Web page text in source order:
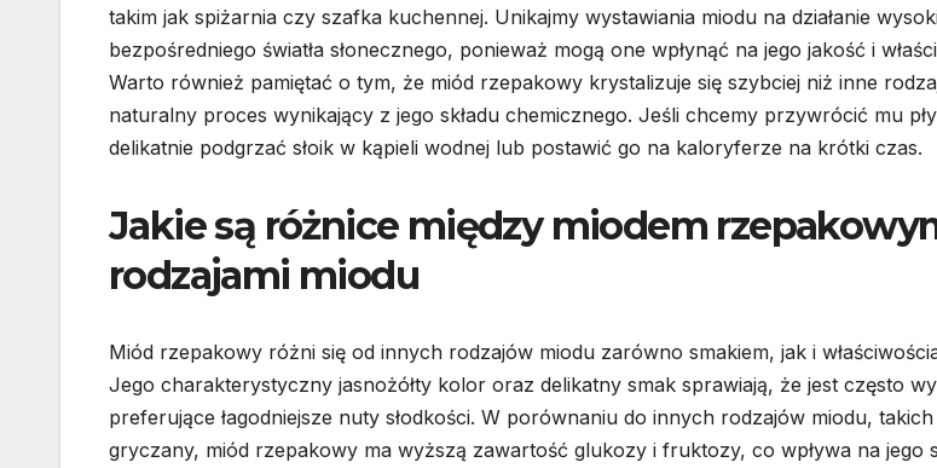
takim jak spiżarnia czy szafka kuchennej. Unikajmy wystawiania miodu na działanie
bezpośredniego światła słonecznego, ponieważ mogą one wpłynąć na jego jakość i
Warto również pamiętać o tym, że miód rzepakowy krystalizuje się szybciej niż inne
naturalny proces wynikający z jego składu chemicznego. Jeśli chcemy przywrócić mu
delikatnie podgrzać słoik w kąpieli wodnej lub postawić go na kaloryferze na krótki czas.
Jakie są różnice między miodem
rodzajami miodu
Miód rzepakowy różni się od innych rodzajów miodu zarówno smakiem, jak i
Jego charakterystyczny jasnożółty kolor oraz delikatny smak sprawiają, że jest często
preferujące łagodniejsze nuty słodkości. W porównaniu do innych rodzajów miodu,
gryczany, miód rzepakowy ma wyższą zawartość glukozy i fruktozy, co wpływa na jego